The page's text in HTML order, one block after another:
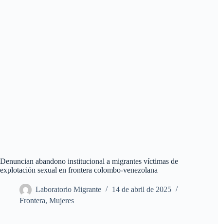
Denuncian abandono institucional a migrantes víctimas de
explotación sexual en frontera colombo-venezolana
Laboratorio Migrante
14 de abril de 2025
Frontera, Mujeres